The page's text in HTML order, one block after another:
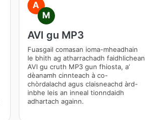
A
M
AVI gu MP3
Fuasgail comasan ioma-mheadhain
le bhith ag atharrachadh faidhlichean
AVI gu cruth MP3 gun fhiosta, a’
dèanamh cinnteach à co-
chòrdalachd agus claisneachd àrd-
inbhe leis an inneal tionndaidh
adhartach againn.